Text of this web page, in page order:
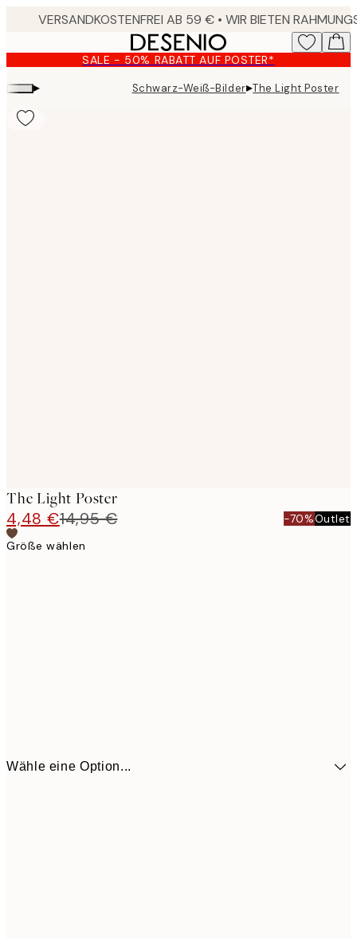
content.
SALE - 50% RABATT AUF POSTER*
▸ Schwarz-Weiß-Bilder▸The Light Poster
The Light Poster
4,48 €14,95 € -70%Outlet
Größe wählen
Wähle eine Option...